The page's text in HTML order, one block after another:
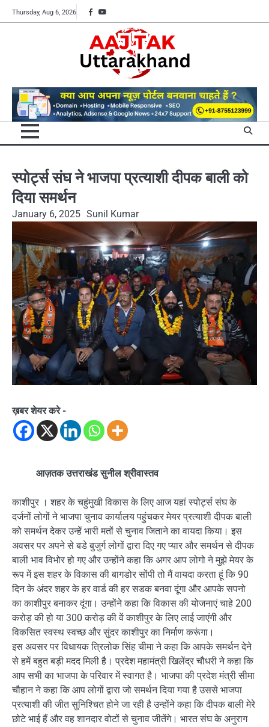
Skip
to
Thursday, Aug 6, 2026 Facebook
YouTube
स्पोर्ट्स संघ ने भाजपा प्रत्याशी दीपक बाली को
दिया समर्थन
January 6, 2025 Sunil Kumar
ख़बर शेयर करे -
आज़तक उत्तराखंड सुनील श्रीवास्तव
काशीपुर । शहर के चहुंमुखी विकास के लिए आज यहां स्पोर्ट्स संघ के
दर्जनों लोगों ने भाजपा चुनाव कार्यालय पहुंचकर मेयर प्रत्याशी दीपक बाली
को समर्थन देकर उन्हें भारी मतों से चुनाव जिताने का वायदा किया। इस
अवसर पर अपने से बडे बुजुर्ग लोगों द्वारा दिए गए प्यार और समर्थन से दीपक
बाली भाव विभोर हो गए और उन्होंने कहा कि अगर आप लोगो ने मुझे मेयर के
रूप में इस शहर के विकास की बागडोर सोंपी तो मैं वायदा करता हूं कि 90
दिन के अंदर शहर के हर वार्ड की हर सडक बनवा दूंगा और आपके सपनो
का काशीपुर बनाकर दूंगा। उन्होंने कहा कि विकास की योजनाएं चाहे 200
करोड़ की हो या 300 करोड़ की वें काशीपुर के लिए लाई जाएंगी और
विकसित स्वस्थ स्वच्छ और सुंदर काशीपुर का निर्माण करूंगा।
इस अवसर पर विधायक त्रिलोक सिंह चीमा ने कहा कि आपके समर्थन देने
से हमें बहुत बड़ी मदद मिली है। प्रदेश महामंत्री खिलेंद्र चौधरी ने कहा कि
आप सभी का भाजपा के परिवार में स्वागत है। भाजपा की प्रदेश मंत्री सीमा
चौहान ने कहा कि आप लोगों द्वारा जो समर्थन दिया गया है उससे भाजपा
प्रत्याशी की जीत सुनिश्चित होने जा रही है उन्होंने कहा कि दीपक बाली मेरे
छोटे भाई हैं और वह शानदार वोटों से चुनाव जीतेंगे। भारत संघ के अनुराग